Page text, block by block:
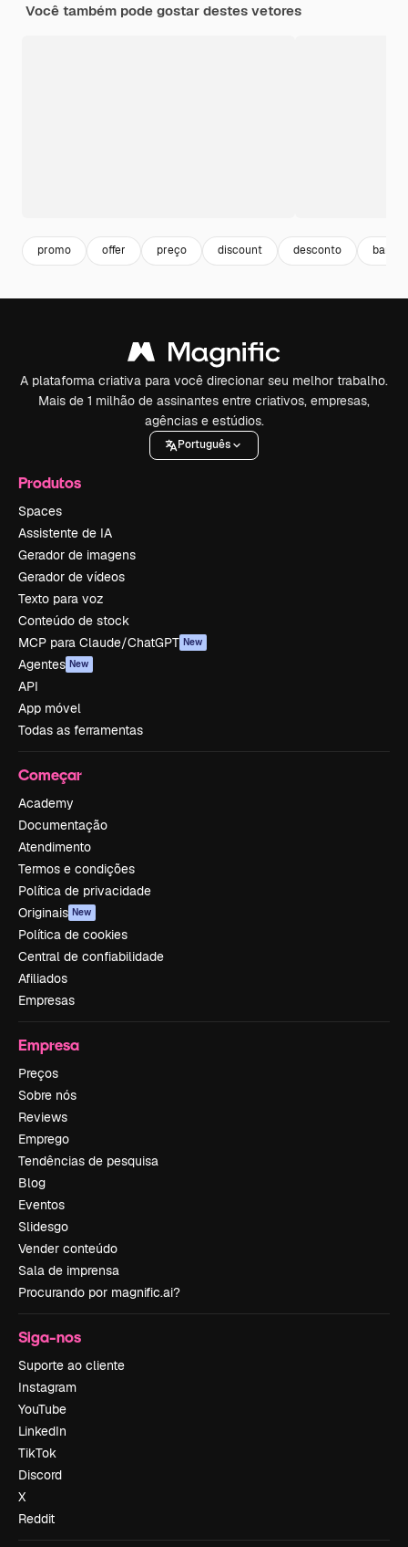
Você também pode gostar destes vetores
promo offer preço discount desconto
A plataforma criativa para você direcionar seu melhor trabalho.
Mais de 1 milhão de assinantes entre criativos, empresas,
agências e estúdios.
Português
Produtos
Spaces
Assistente de IA
Gerador de imagens
Gerador de vídeos
Texto para voz
Conteúdo de stock
MCP para Claude/ChatGPT New
Agentes New
API
App móvel
Todas as ferramentas
Começar
Academy
Documentação
Atendimento
Termos e condições
Política de privacidade
Originais New
Política de cookies
Central de confiabilidade
Afiliados
Empresas
Empresa
Preços
Sobre nós
Reviews
Emprego
Tendências de pesquisa
Blog
Eventos
Slidesgo
Vender conteúdo
Sala de imprensa
Procurando por magnific.ai?
Siga-nos
Suporte ao cliente
Instagram
YouTube
LinkedIn
TikTok
Discord
X
Reddit